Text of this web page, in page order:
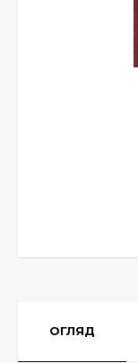
ОГЛЯД